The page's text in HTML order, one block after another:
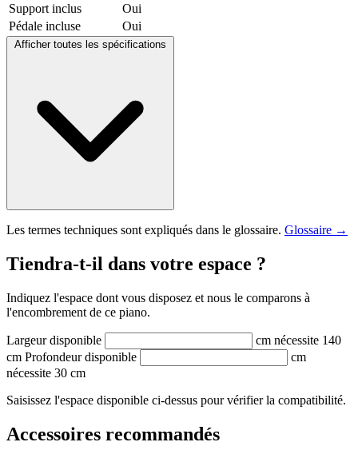
Support inclus
Oui
Pédale incluse
Oui
Afficher toutes les spécifications
Les termes techniques sont expliqués dans le glossaire. Glossaire →
Tiendra-t-il dans votre espace ?
Indiquez l'espace dont vous disposez et nous le comparons à
l'encombrement de ce piano.
Largeur disponible cm nécessite 140
cm Profondeur disponible
cm
nécessite 30 cm
Saisissez l'espace disponible ci-dessus pour vérifier la compatibilité.
Accessoires recommandés